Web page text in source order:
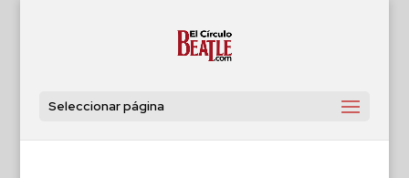
Seleccionar página